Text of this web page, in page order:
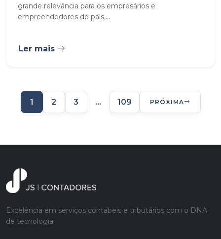
grande relevância para os empresários e
empreendedores do país,...
Ler mais
1 2 3 … 109 PRÓXIMA
Excelência em serviços contábeis e tributários com o DNA
de tecnologia.